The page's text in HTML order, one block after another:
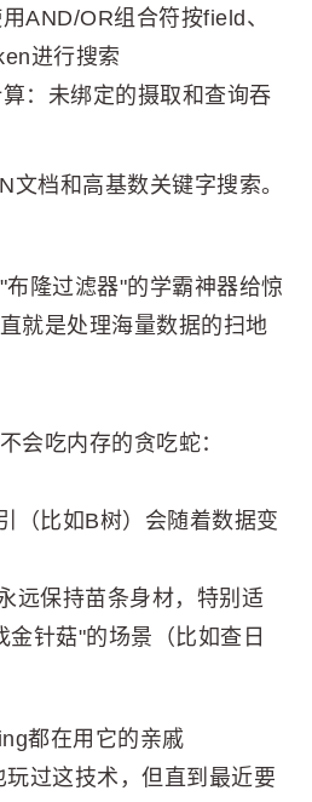
AND/OR组合符按field、
进行搜索
：未绑定的摄取和查询吞
文档和高基数关键字搜索。
隆过滤器"的学霸神器给惊
就是处理海量数据的扫地
会吃内存的贪吃蛇：
（比如B树）会随着数据变
远保持苗条身材，特别适
金针菇"的场景（比如查日
都在用它的亲戚
过这技术，但直到最近要